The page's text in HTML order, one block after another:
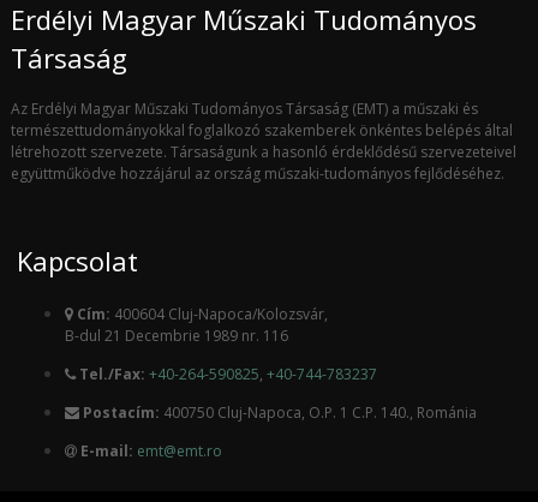
Erdélyi Magyar Műszaki Tudományos
Társaság
Az Erdélyi Magyar Műszaki Tudományos Társaság (EMT) a műszaki és
természettudományokkal foglalkozó szakemberek önkéntes belépés által
létrehozott szervezete. Társaságunk a hasonló érdeklődésű szervezeteivel
együttműködve hozzájárul az ország műszaki-tudományos fejlődéséhez.
Kapcsolat
Cím: 400604 Cluj-Napoca/Kolozsvár,
B-dul 21 Decembrie 1989 nr. 116
Tel./Fax: +40-264-590825, +40-744-783237
Postacím: 400750 Cluj-Napoca, O.P. 1 C.P. 140., Románia
E-mail: emt@emt.ro